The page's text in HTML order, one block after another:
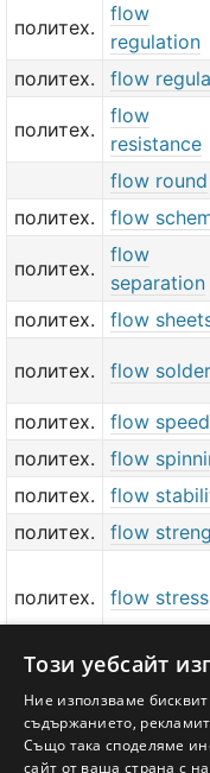
политех.
flow
regulation
политех. flow
политех.
flow
resistance
flow round
политех.
flow
политех.
flow
separation
политех. flow
политех. flow
политех.
flow speed
политех.
flow
политех.
flow
политех.
flow
политех. flow stress
политех.
flow
temperature
политех. flow test
Този уебсайт
Ние използваме
съдържанието,
Също така споделяме
сайт от ваша страна с